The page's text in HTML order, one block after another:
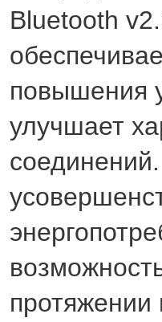
Bluetooth
повышения
улучшает
протяжении